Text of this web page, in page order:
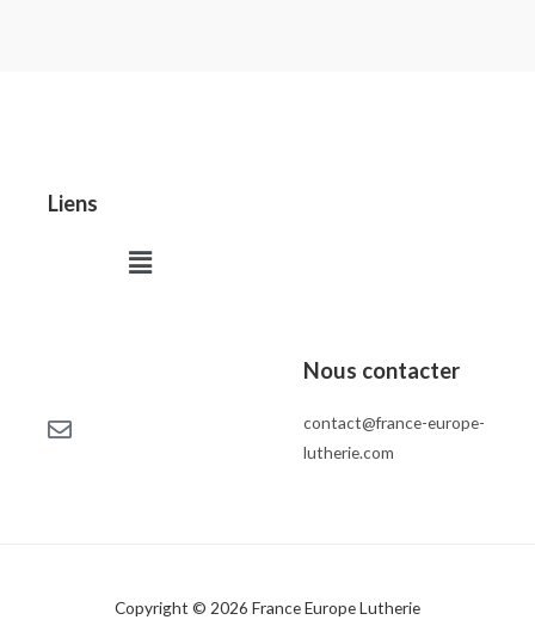
Liens
Menu
Nous contacter
contact@france-europe-
lutherie.com
Copyright © 2026 France Europe Lutherie